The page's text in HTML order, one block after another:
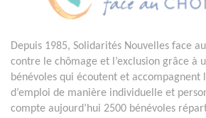
Depuis 1985, Solidarités Nouvelles face
contre le chômage et l’exclusion grâce à
bénévoles qui écoutent et accompagnent
d’emploi de manière individuelle et
compte aujourd’hui 2500 bénévoles